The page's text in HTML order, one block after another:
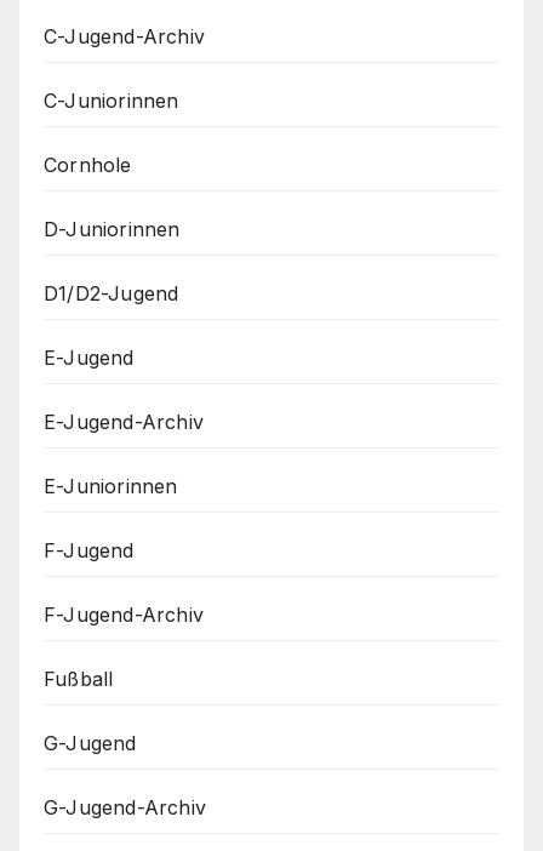
C-Jugend-Archiv
C-Juniorinnen
Cornhole
D-Juniorinnen
D1/D2-Jugend
E-Jugend
E-Jugend-Archiv
E-Juniorinnen
F-Jugend
F-Jugend-Archiv
Fußball
G-Jugend
G-Jugend-Archiv